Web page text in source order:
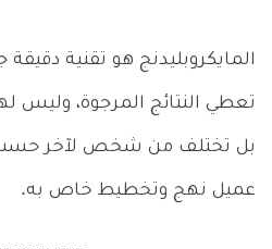
المايكروبليدنج هو تقنية دقيقة
تعطي النتائج المرجوة،
بل تختلف من شخص لآخر حسب
عميل نهج وتخطيط خاص به.